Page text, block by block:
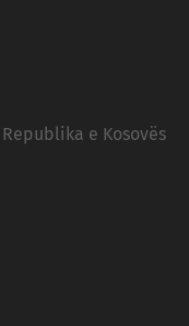
Republika e Kosovës